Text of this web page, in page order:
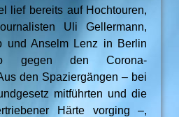
lief bereits auf Hochtouren,
Uli Gellermann,
und Anselm Lenz in Berlin
gegen den Corona-
den Spaziergängen – bei
mitführten und die
Härte vorging –,